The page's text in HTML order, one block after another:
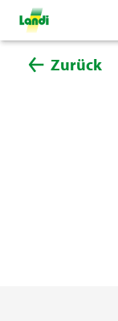
Zurück